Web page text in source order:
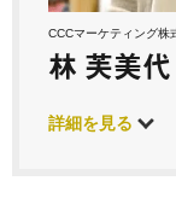
CCCマーケティング株
林 芙美代
詳細を見る